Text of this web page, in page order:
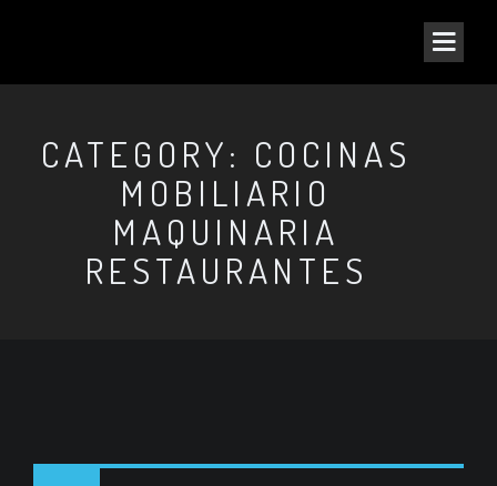
CATEGORY: COCINAS
MOBILIARIO
MAQUINARIA
RESTAURANTES